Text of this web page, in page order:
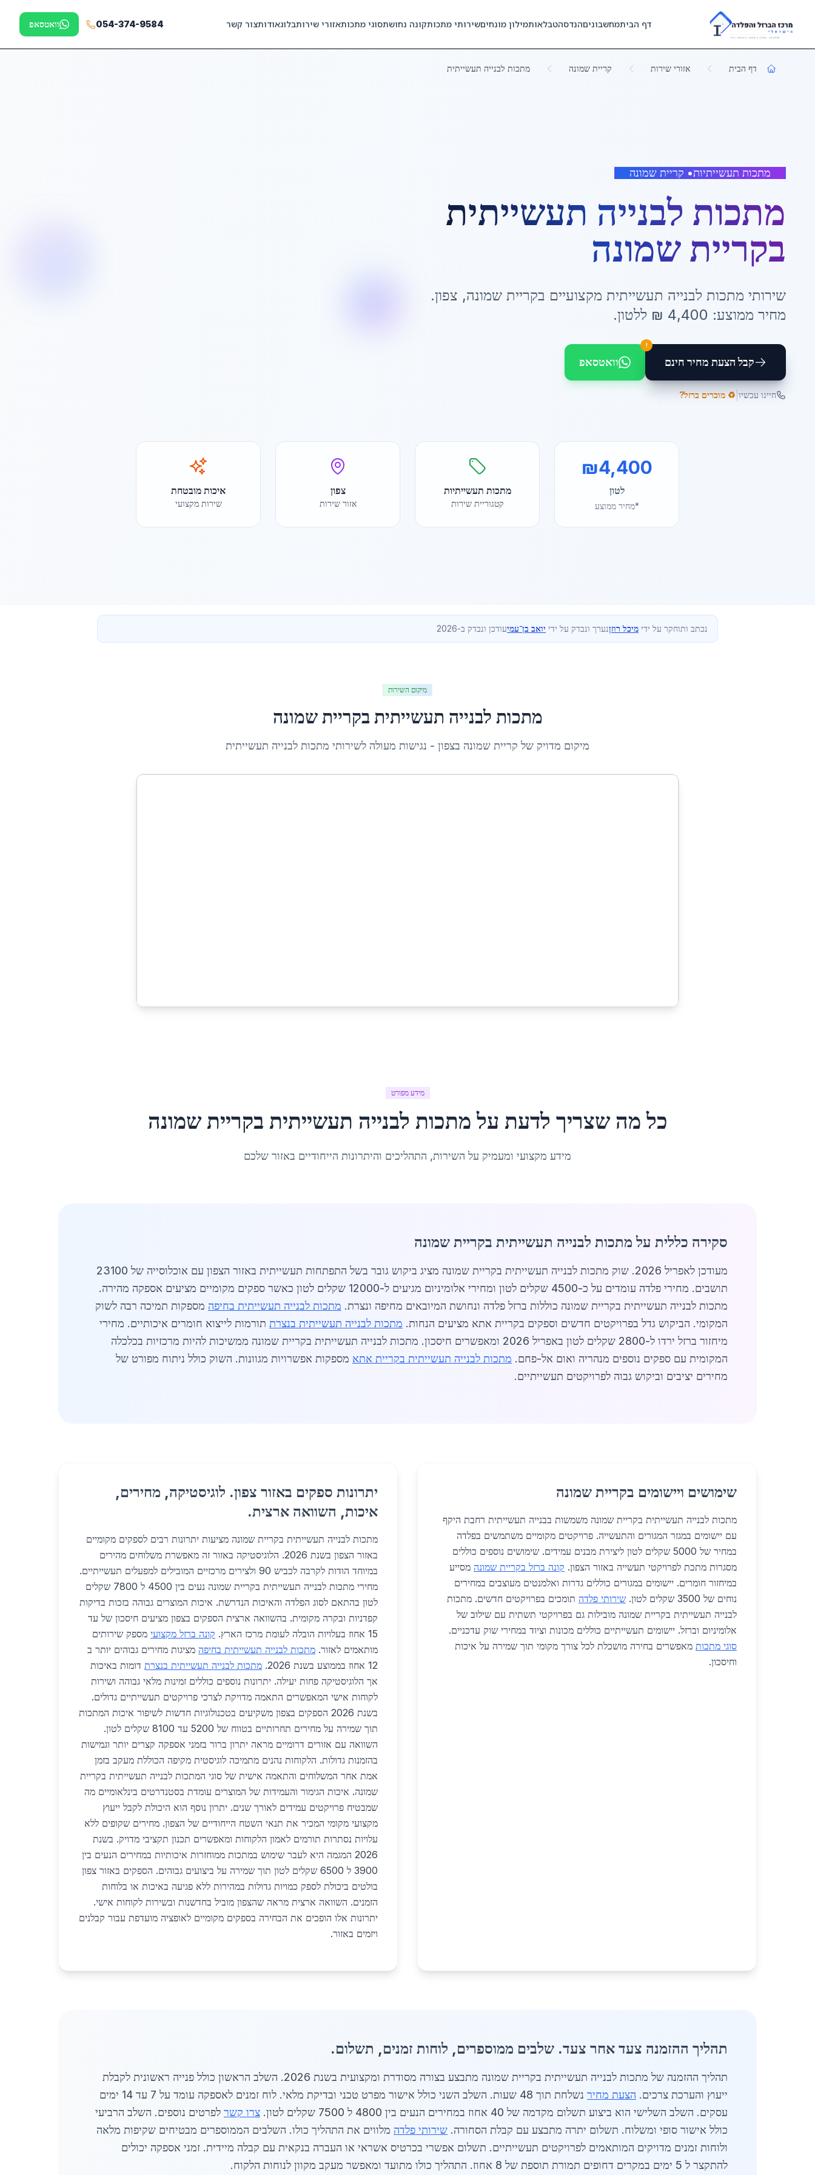
Skip to main content
דף הביתמחשבוניםהנדסהטבלאותמילון מונחיםשירותי מתכותקונה נחושתסוגי מתכותאזורי שירותבלוגאודותצור קשר 054-374-9584 וואטסאפ
דף הבית אזורי שירות קריית שמונה מתכות לבנייה תעשייתית
מתכות תעשייתיות• קריית שמונה
מתכות לבנייה תעשייתית
בקריית שמונה
שירותי מתכות לבנייה תעשייתית מקצועיים בקריית שמונה, צפון.
מחיר ממוצע: 4,400 ₪ ללטון.
קבל הצעת מחיר חינם
!
וואטסאפ
חייגו עכשיו ♻️ מוכרים ברזל?
₪4,400
לטון
*מחיר ממוצע
מתכות תעשייתיות
קטגוריית שירות
צפון
אזור שירות
איכות מובטחת
שירות מקצועי
נכתב ותוחקר על ידי מיכל רוזןנערך ונבדק על ידי יואב בן־עמיעודכן ונבדק ב-2026
מיקום השירות
מתכות לבנייה תעשייתית בקריית שמונה
מיקום מדויק של קריית שמונה בצפון - נגישות מעולה לשירותי מתכות לבנייה תעשייתית
מידע מפורט
כל מה שצריך לדעת על מתכות לבנייה תעשייתית בקריית שמונה
מידע מקצועי ומעמיק על השירות, התהליכים והיתרונות הייחודיים באזור שלכם
סקירה כללית על מתכות לבנייה תעשייתית בקריית שמונה
מעודכן לאפריל 2026. שוק מתכות לבנייה תעשייתית בקריית שמונה מציג ביקוש גובר בשל התפתחות תעשייתית באזור הצפון עם אוכלוסייה של 23100
תושבים. מחירי פלדה עומדים על כ-4500 שקלים לטון ומחירי אלומיניום מגיעים ל-12000 שקלים לטון כאשר ספקים מקומיים מציעים אספקה מהירה.
מתכות לבנייה תעשייתית בקריית שמונה כוללות ברזל פלדה ונחושת המיובאים מחיפה ונצרת. מתכות לבנייה תעשייתית בחיפה מספקות תמיכה רבה לשוק
המקומי. הביקוש גדל בפרויקטים חדשים וספקים בקריית אתא מציעים הנחות. מתכות לבנייה תעשייתית בנצרת תורמות לייצוא חומרים איכותיים. מחירי
מיחזור ברזל ירדו ל-2800 שקלים לטון באפריל 2026 ומאפשרים חיסכון. מתכות לבנייה תעשייתית בקריית שמונה ממשיכות להיות מרכזיות בכלכלה
המקומית עם ספקים נוספים מנהריה ואום אל-פחם. מתכות לבנייה תעשייתית בקריית אתא מספקות אפשרויות מגוונות. השוק כולל ניתוח מפורט של
מחירים יציבים וביקוש גבוה לפרויקטים תעשייתיים.
שימושים ויישומים בקריית שמונה
מתכות לבנייה תעשייתית בקריית שמונה משמשות בבנייה תעשייתית רחבת היקף
עם יישומים במגזר המגורים והתעשייה. פרויקטים מקומיים משתמשים בפלדה
במחיר של 5000 שקלים לטון ליצירת מבנים עמידים. שימושים נוספים כוללים
מסגרות מתכת לפרויקטי תעשייה באזור הצפון. קונה ברזל בקריית שמונה מסייע
במיחזור חומרים. יישומים במגורים כוללים גדרות ואלמנטים מעוצבים במחירים
נוחים של 3500 שקלים לטון.
שירותי פלדה תומכים בפרויקטים חדשים. מתכות
לבנייה תעשייתית בקריית שמונה מובילות גם בפרויקטי תשתית עם שילוב של
אלומיניום וברזל. יישומים תעשייתיים כוללים מכונות וציוד במחירי שוק עדכניים.
סוגי מתכות מאפשרים בחירה מושכלת לכל צורך מקומי תוך שמירה על איכות
וחיסכון.
יתרונות ספקים באזור צפון. לוגיסטיקה, מחירים,
איכות, השוואה ארצית.
מתכות לבנייה תעשייתית בקריית שמונה מציעות יתרונות רבים לספקים מקומיים
באזור הצפון בשנת 2026. הלוגיסטיקה באזור זה מאפשרת משלוחים מהירים
במיוחד הודות לקרבה לכביש 90 ולצירים מרכזיים המובילים למפעלים תעשייתיים.
מחירי מתכות לבנייה תעשייתית בקריית שמונה נעים בין 4500 ל 7800 שקלים
לטון בהתאם לסוג הפלדה והאיכות הנדרשת. איכות המוצרים גבוהה בזכות בדיקות
קפדניות ובקרה מקומית. בהשוואה ארצית הספקים בצפון מציעים חיסכון של עד
15 אחוז בעלויות הובלה לעומת מרכז הארץ.
קונה ברזל מקצועי מספק שירותים
מותאמים לאזור. מתכות לבנייה תעשייתית בחיפה מציגות מחירים גבוהים יותר ב
12 אחוז בממוצע בשנת 2026.
מתכות לבנייה תעשייתית בנצרת דומות באיכות
אך הלוגיסטיקה פחות יעילה. יתרונות נוספים כוללים זמינות מלאי גבוהה ושירות
לקוחות אישי המאפשרים התאמה מדויקת לצרכי פרויקטים תעשייתיים גדולים.
בשנת 2026 הספקים בצפון משקיעים בטכנולוגיות חדשות לשיפור איכות המתכות
תוך שמירה על מחירים תחרותיים בטווח של 5200 עד 8100 שקלים לטון.
השוואה עם אזורים דרומיים מראה יתרון ברור בזמני אספקה קצרים יותר וגמישות
בהזמנות גדולות. הלקוחות נהנים מתמיכה לוגיסטית מקיפה הכוללת מעקב בזמן
אמת אחר המשלוחים והתאמה אישית של סוגי המתכות לבנייה תעשייתית בקריית
שמונה. איכות הגימור והעמידות של המוצרים עומדת בסטנדרטים בינלאומיים מה
שמבטיח פרויקטים עמידים לאורך שנים. יתרון נוסף הוא היכולת לקבל ייעוץ
מקצועי מקומי המכיר את תנאי השטח הייחודיים של הצפון. מחירים שקופים ללא
עלויות נסתרות תורמים לאמון הלקוחות ומאפשרים תכנון תקציבי מדויק. בשנת
2026 המגמה היא לעבר שימוש במתכות ממוחזרות איכותיות במחירים הנעים בין
3900 ל 6500 שקלים לטון תוך שמירה על ביצועים גבוהים. הספקים באזור צפון
בולטים ביכולת לספק כמויות גדולות במהירות ללא פגיעה באיכות או בלוחות
הזמנים. השוואה ארצית מראה שהצפון מוביל בחדשנות ובשירות לקוחות אישי.
יתרונות אלו הופכים את הבחירה בספקים מקומיים לאופציה מועדפת עבור קבלנים
ויזמים באזור.
תהליך ההזמנה צעד אחר צעד. שלבים ממוספרים, לוחות זמנים, תשלום.
תהליך ההזמנה של מתכות לבנייה תעשייתית בקריית שמונה מתבצע בצורה מסודרת ומקצועית בשנת 2026. השלב הראשון כולל פנייה ראשונית לקבלת
ייעוץ והערכת צרכים. הצעת מחיר
נשלחת תוך 48 שעות. השלב השני כולל אישור מפרט טכני ובדיקת מלאי. לוח זמנים לאספקה עומד על 7 עד 14 ימים
עסקים. השלב השלישי הוא ביצוע תשלום מקדמה של 40 אחוז במחירים הנעים בין 4800 ל 7500 שקלים לטון.
צרו קשר לפרטים נוספים. השלב הרביעי
כולל אישור סופי ומשלוח. תשלום יתרה מתבצע עם קבלת הסחורה. שירותי פלדה מלווים את התהליך כולו. השלבים הממוספרים מבטיחים שקיפות מלאה
ולוחות זמנים מדויקים המותאמים לפרויקטים תעשייתיים. תשלום אפשרי בכרטיס אשראי או העברה בנקאית עם קבלה מיידית. זמני אספקה יכולים
להתקצר ל 5 ימים במקרים דחופים תמורת תוספת של 8 אחוז. התהליך כולו מתועד ומאפשר מעקב מקוון לנוחות הלקוח.